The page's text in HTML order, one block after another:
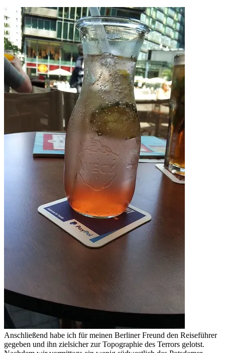
Anschließend habe ich für meinen Berliner Freund den Reiseführer
gegeben und ihn zielsicher zur Topographie des Terrors gelotst.